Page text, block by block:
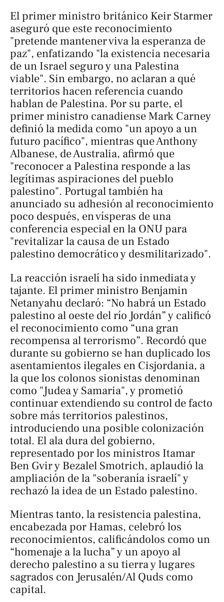
El primer ministro británico Keir Starmer
aseguró que este reconocimiento
"pretende mantener viva la esperanza de
paz", enfatizando "la existencia necesaria
de un Israel seguro y una Palestina
viable". Sin embargo, no aclaran a qué
territorios hacen referencia cuando
hablan de Palestina. Por su parte, el
primer ministro canadiense Mark Carney
definió la medida como "un apoyo a un
futuro pacífico", mientras que Anthony
Albanese, de Australia, afirmó que
"reconocer a Palestina responde a las
legítimas aspiraciones del pueblo
palestino". Portugal también ha
anunciado su adhesión al reconocimiento
poco después, en vísperas de una
conferencia especial en la ONU para
"revitalizar la causa de un Estado
palestino democrático y desmilitarizado".
La reacción israelí ha sido inmediata y
tajante. El primer ministro Benjamin
Netanyahu declaró: “No habrá un Estado
palestino al oeste del río Jordán” y calificó
el reconocimiento como “una gran
recompensa al terrorismo”. Recordó que
durante su gobierno se han duplicado los
asentamientos ilegales en Cisjordania, a
la que los colonos sionistas denominan
como "Judea y Samaria", y prometió
continuar extendiendo su control de facto
sobre más territorios palestinos,
introduciendo una posible colonización
total. El ala dura del gobierno,
representado por los ministros Itamar
Ben Gvir y Bezalel Smotrich, aplaudió la
ampliación de la "soberanía israelí" y
rechazó la idea de un Estado palestino.
Mientras tanto, la resistencia palestina,
encabezada por Hamas, celebró los
reconocimientos, calificándolos como un
“homenaje a la lucha” y un apoyo al
derecho palestino a su tierra y lugares
sagrados con Jerusalén/Al Quds como
capital.